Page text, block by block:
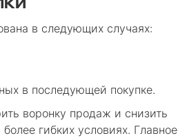
в следующих случаях:
в последующей покупке.
воронку продаж и снизить
гибких условиях. Главное